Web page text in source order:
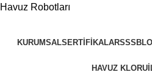
KURUMSALSERTIFIKALARSSS
HAVUZ KLORU